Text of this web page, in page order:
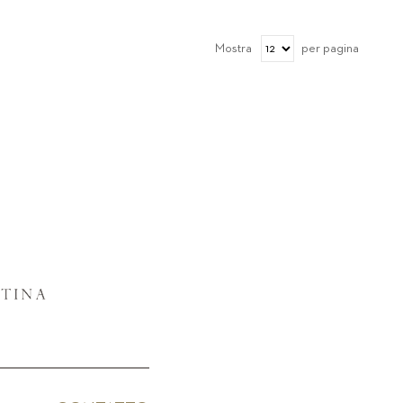
Mostra per pagina